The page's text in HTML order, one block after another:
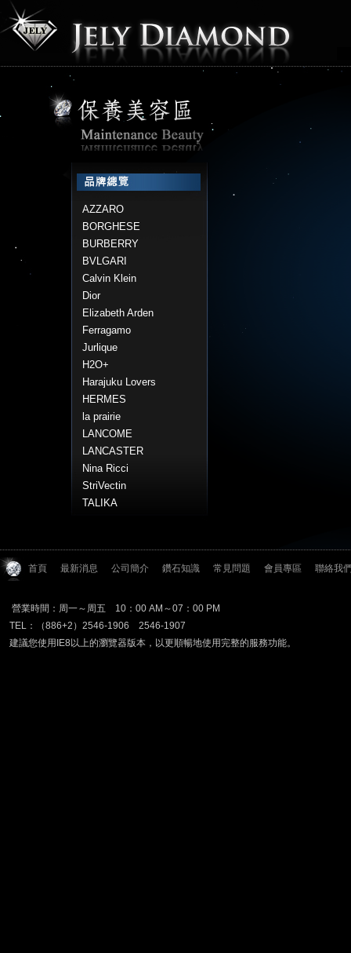
AZZARO
BORGHESE
BURBERRY
BVLGARI
Calvin Klein
Dior
Elizabeth Arden
Ferragamo
Jurlique
H2O+
Harajuku Lovers
HERMES
la prairie
LANCOME
LANCASTER
Nina Ricci
StriVectin
TALIKA
首頁 最新消息 公司簡介 鑽石知識 常見問題 會員專區 聯絡我
營業時間：周一～周五 10：00 AM～07：00 PM
TEL：（886+2）2546-1906 2546-1907
建議您使用IE8以上的瀏覽器版本，以更順暢地使用完整的服務功能。